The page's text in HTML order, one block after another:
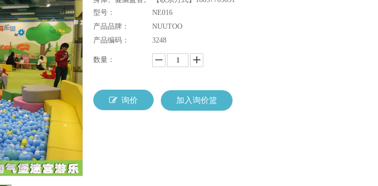
型号：
NE016
产品品牌：
NUUTOO
产品编码：
3248
数量：
询价 加入询价篮